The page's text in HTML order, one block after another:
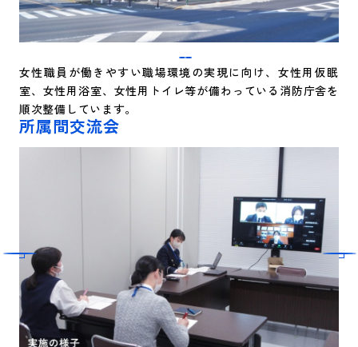
女性職員が働きやすい職場環境の実現に向け、女性用仮眠
室、女性用浴室、女性用トイレ等が備わっている消防庁舎を
順次整備しています。
所属間交流会